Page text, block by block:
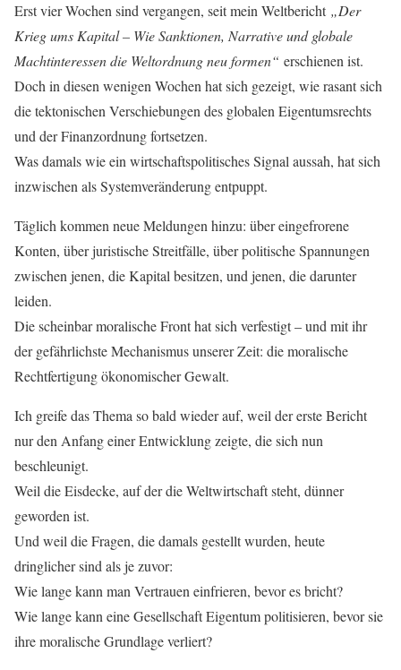
Erst vier Wochen sind vergangen, seit mein Weltbericht „Der
Krieg ums Kapital – Wie Sanktionen, Narrative und globale
Machtinteressen die Weltordnung neu formen“ erschienen ist.
Doch in diesen wenigen Wochen hat sich gezeigt, wie rasant sich
die tektonischen Verschiebungen des globalen Eigentumsrechts
und der Finanzordnung fortsetzen.
Was damals wie ein wirtschaftspolitisches Signal aussah, hat sich
inzwischen als Systemveränderung entpuppt.
Täglich kommen neue Meldungen hinzu: über eingefrorene
Konten, über juristische Streitfälle, über politische Spannungen
zwischen jenen, die Kapital besitzen, und jenen, die darunter
leiden.
Die scheinbar moralische Front hat sich verfestigt – und mit ihr
der gefährlichste Mechanismus unserer Zeit: die moralische
Rechtfertigung ökonomischer Gewalt.
Ich greife das Thema so bald wieder auf, weil der erste Bericht
nur den Anfang einer Entwicklung zeigte, die sich nun
beschleunigt.
Weil die Eisdecke, auf der die Weltwirtschaft steht, dünner
geworden ist.
Und weil die Fragen, die damals gestellt wurden, heute
dringlicher sind als je zuvor:
Wie lange kann man Vertrauen einfrieren, bevor es bricht?
Wie lange kann eine Gesellschaft Eigentum politisieren, bevor sie
ihre moralische Grundlage verliert?